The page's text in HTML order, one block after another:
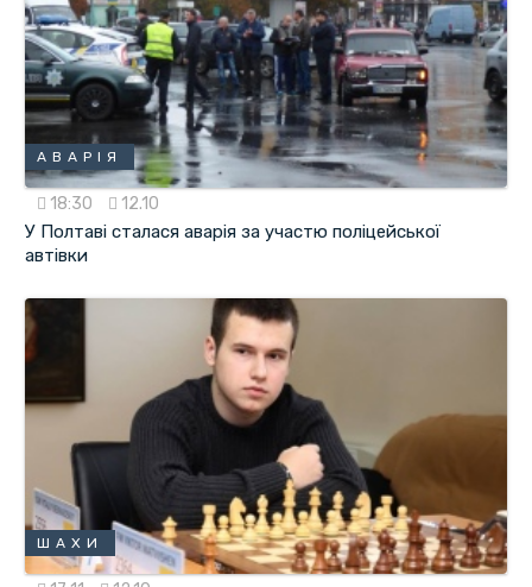
АВАРІЯ
18:30 12.10
У Полтаві сталася аварія за участю поліцейської
автівки
ШАХИ